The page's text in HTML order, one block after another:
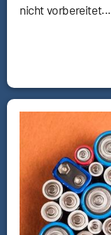
nicht vorbereitet...